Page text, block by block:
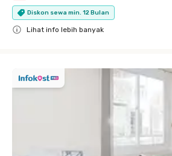
Diskon sewa min. 12 Bulan
Lihat info lebih banyak